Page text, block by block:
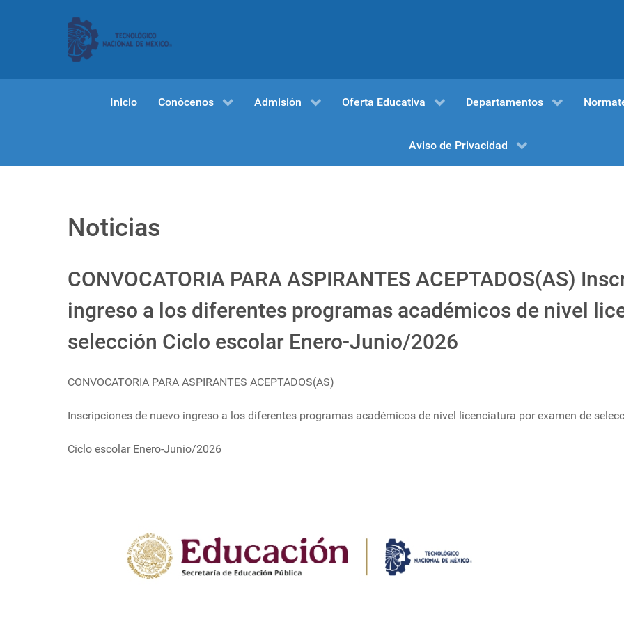
Inicio Conócenos Admisión Oferta Educativa Departamentos
Aviso de Privacidad
Noticias
CONVOCATORIA PARA ASPIRANTES ACEPTADOS(AS)
ingreso a los diferentes programas académicos de nivel
selección Ciclo escolar Enero-Junio/2026
CONVOCATORIA PARA ASPIRANTES ACEPTADOS(AS)
Inscripciones de nuevo ingreso a los diferentes programas académicos de nivel licenciatura por examen de
Ciclo escolar Enero-Junio/2026